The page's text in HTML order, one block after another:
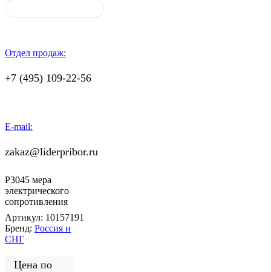
Отдел продаж:
+7 (495) 109-22-56
E-mail:
zakaz@liderpribor.ru
Р3045 мера
электрического
сопротивления
Артикул: 10157191
Бренд: Россия и
СНГ
Цена по